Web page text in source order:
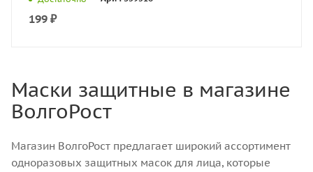
199 ₽
Маски защитные в магазине
ВолгоРост
Магазин ВолгоРост предлагает широкий ассортимент
одноразовых защитных масок для лица, которые